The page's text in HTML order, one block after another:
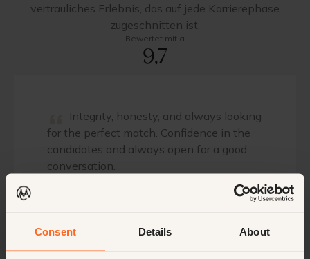
Consent Details About
vertrauliches Erlebnis, das auf jede Karrierephase
zugeschnitten ist.
Bewertet mit a
9,7
“ Integrity, honesty, and always looking
for the perfect match. Confidence in the
candidates and always open for a good
conversation.